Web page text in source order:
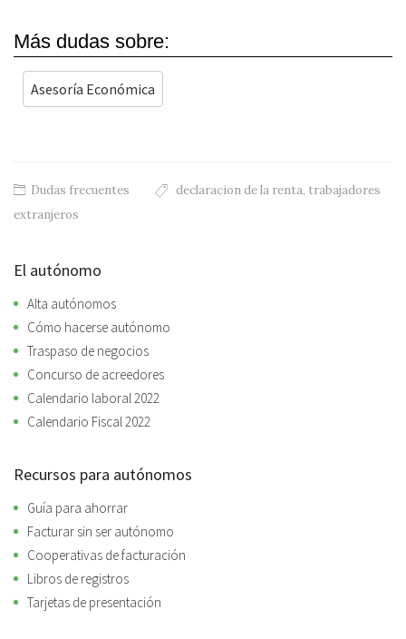
Más dudas sobre:
Asesoría Económica
Dudas frecuentes declaracion de la renta, trabajadores
extranjeros
El autónomo
Alta autónomos
Cómo hacerse autónomo
Traspaso de negocios
Concurso de acreedores
Calendario laboral 2022
Calendario Fiscal 2022
Recursos para autónomos
Guía para ahorrar
Facturar sin ser autónomo
Cooperativas de facturación
Libros de registros
Tarjetas de presentación